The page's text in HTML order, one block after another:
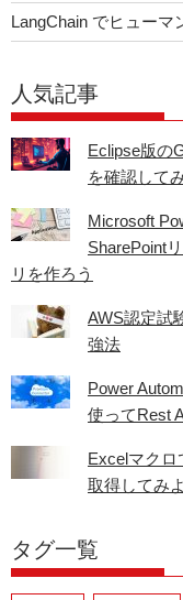
LangChain でヒューマ
人気記事
Eclipse版の
を確認して
Microsoft
SharePoint
リを作ろう
AWS認定試
強法
Power
使ってRest
Excelマクロ
取得してみ
タグ一覧